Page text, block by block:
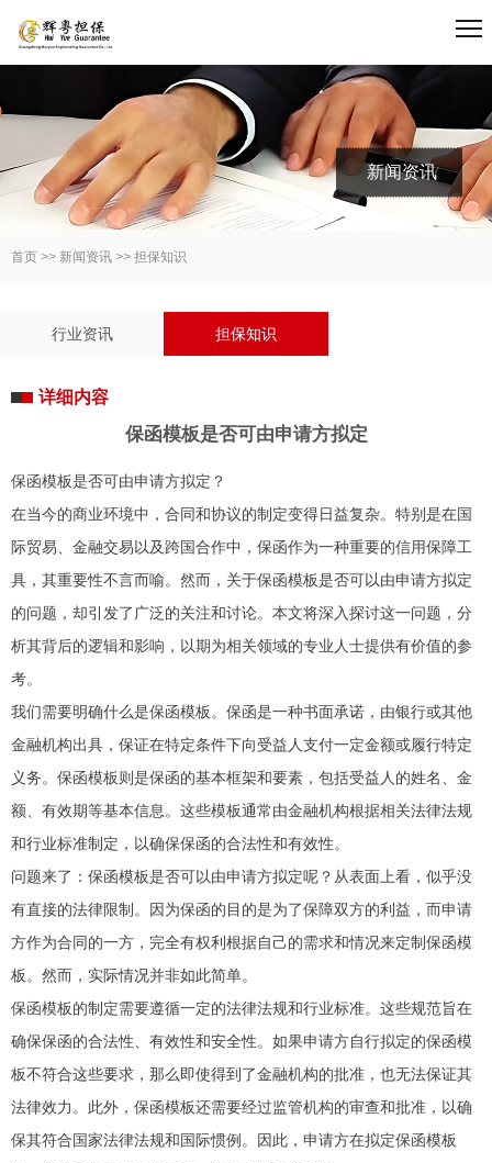
新闻资讯
首页 >> 新闻资讯 >> 担保知识
行业资讯 担保知识
详细内容
保函模板是否可由申请方拟定
保函模板是否可由申请方拟定？
在当今的商业环境中，合同和协议的制定变得日益复杂。特别是在国
际贸易、金融交易以及跨国合作中，保函作为一种重要的信用保障工
具，其重要性不言而喻。然而，关于保函模板是否可以由申请方拟定
的问题，却引发了广泛的关注和讨论。本文将深入探讨这一问题，分
析其背后的逻辑和影响，以期为相关领域的专业人士提供有价值的参
考。
我们需要明确什么是保函模板。保函是一种书面承诺，由银行或其他
金融机构出具，保证在特定条件下向受益人支付一定金额或履行特定
义务。保函模板则是保函的基本框架和要素，包括受益人的姓名、金
额、有效期等基本信息。这些模板通常由金融机构根据相关法律法规
和行业标准制定，以确保保函的合法性和有效性。
问题来了：保函模板是否可以由申请方拟定呢？从表面上看，似乎没
有直接的法律限制。因为保函的目的是为了保障双方的利益，而申请
方作为合同的一方，完全有权利根据自己的需求和情况来定制保函模
板。然而，实际情况并非如此简单。
保函模板的制定需要遵循一定的法律法规和行业标准。这些规范旨在
确保保函的合法性、有效性和安全性。如果申请方自行拟定的保函模
板不符合这些要求，那么即使得到了金融机构的批准，也无法保证其
法律效力。此外，保函模板还需要经过监管机构的审查和批准，以确
保其符合国家法律法规和国际惯例。因此，申请方在拟定保函模板